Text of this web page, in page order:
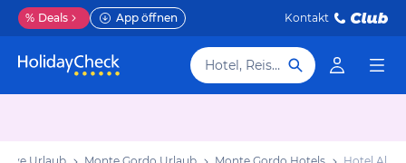
% Deals App öffnen Kontakt
Hotel, Reiseziel